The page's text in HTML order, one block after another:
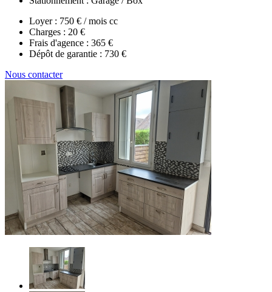
Loyer : 750 € / mois cc
Charges : 20 €
Frais d'agence : 365 €
Dépôt de garantie : 730 €
Nous contacter